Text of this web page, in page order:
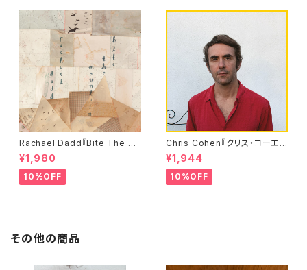
Rachael Dadd『Bite The M
ountain』 レイチェル・ダッド
¥1,980
10%OFF
Chris Cohen『クリス・コーエ
ン』
¥1,944
10%OFF
その他の商品